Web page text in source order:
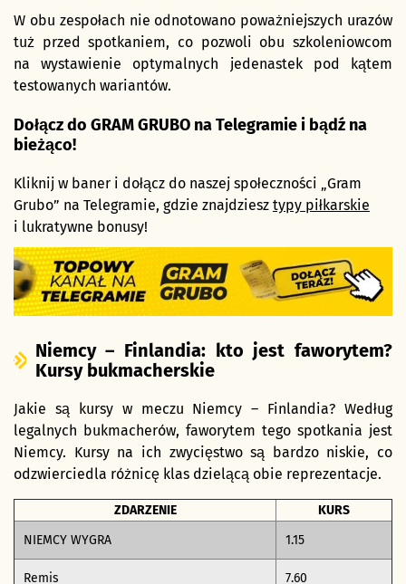
W obu zespołach nie odnotowano poważniejszych urazów
tuż przed spotkaniem, co pozwoli obu szkoleniowcom
na wystawienie optymalnych jedenastek pod kątem
testowanych wariantów.
Dołącz do GRAM GRUBO na Telegramie i bądź na
bieżąco!
Kliknij w baner i dołącz do naszej społeczności „Gram
Grubo” na Telegramie, gdzie znajdziesz typy piłkarskie
i lukratywne bonusy!
Niemcy – Finlandia: kto jest faworytem?
Kursy bukmacherskie
Jakie są kursy w meczu Niemcy – Finlandia? Według
legalnych bukmacherów, faworytem tego spotkania jest
Niemcy. Kursy na ich zwycięstwo są bardzo niskie, co
odzwierciedla różnicę klas dzielącą obie reprezentacje.
ZDARZENIE
KURS
NIEMCY WYGRA
1.15
Remis 7.60